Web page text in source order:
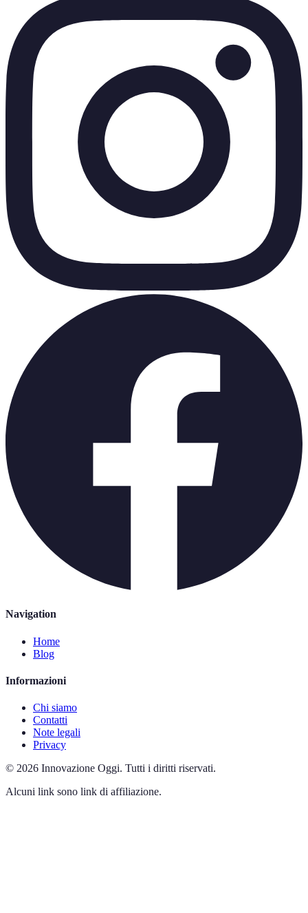
Navigation
Home
Blog
Informazioni
Chi siamo
Contatti
Note legali
Privacy
© 2026 Innovazione Oggi. Tutti i diritti riservati.
Alcuni link sono link di affiliazione.